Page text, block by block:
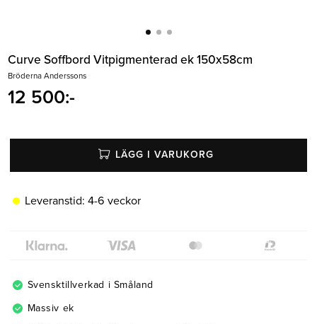
Curve Soffbord Vitpigmenterad ek 150x58cm
Bröderna Anderssons
12 500:-
LÄGG I VARUKORG
Leveranstid: 4-6 veckor
Svensktillverkad i Småland
Massiv ek